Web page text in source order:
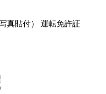
真貼付） 運転免許証